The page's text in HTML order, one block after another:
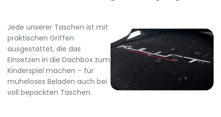
Jede unserer Taschen ist mit
praktischen Griffen
ausgestattet, die das
Einsetzen in die Dachbox zum
Kinderspiel machen – für
müheloses Beladen auch bei
voll bepackten Taschen.